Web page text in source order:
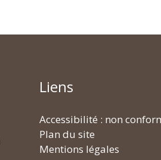
Liens
Accessibilité : non
Plan du site
Mentions légales